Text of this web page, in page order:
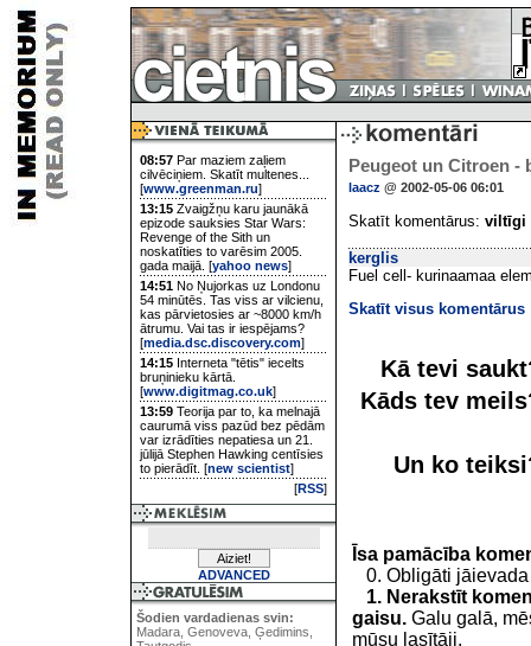
08:57 Par maziem zaļiem
cilvēciņiem. Skatīt multenes...
[www.greenman.ru]
13:15 Zvaigžņu karu jaunākā
epizode sauksies Star Wars:
Revenge of the Sith un
noskatīties to varēsim 2005.
gada maijā. [yahoo news]
14:51 No Ņujorkas uz Londonu
54 minūtēs. Tas viss ar vilcienu,
kas pārvietosies ar ~8000 km/h
ātrumu. Vai tas ir iespējams?
[media.dsc.discovery.com]
14:15 Interneta "tētis" iecelts
bruņinieku kārtā.
[www.digitmag.co.uk]
13:59 Teorija par to, ka melnajā
caurumā viss pazūd bez pēdām
var izrādīties nepatiesa un 21.
jūlijā Stephen Hawking centīsies
to pierādīt. [new scientist]
[RSS]
ADVANCED
Šodien vardadienas svin:
Madara, Genoveva, Ģedimins,
Peugeot un Citroen -
laacz @ 2002-05-06 06:01
Skatīt komentārus: viltīgi
kerglis
Fuel cell- kurinaamaa
Skatīt visus komentārus
Kā tevi
Kāds tev
Un ko
Īsa pamācība
0. Obligāti jāievada
1. Nerakstīt
gaisu. Galu galā,
mūsu lasītāji.